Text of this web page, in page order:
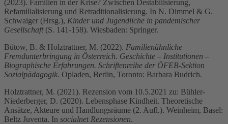
(2023). Familien in der Krise? Zwischen Destabilisierung,
Refamilialisierung und Retraditionalisierung. In N. Dimmel & G.
Schwaiger (Hrsg.), Kinder und Jugendliche in pandemischer
Gesellschaft(S. 141-158). Wiesbaden: Springer.
Bütow, B. & Holztrattner, M. (2022). Familienähnliche
Fremdunterbringung in Österreich. Geschichte – Institutionen –
Biographische Erfahrungen. Schriftenreihe der ÖFEB-Sektion
Sozialpädagogik. Opladen, Berlin, Toronto: Barbara Budrich.
Holztrattner, M. (2021). Rezension vom 10.5.2021 zu: Bühler-
Niederberger, D. (2020). Lebensphase Kindheit. Theoretische
Ansätze, Akteure und Handlungsräume (2. Aufl.). Weinheim, Basel:
Beltz Juventa. In socialnet Rezensionen.